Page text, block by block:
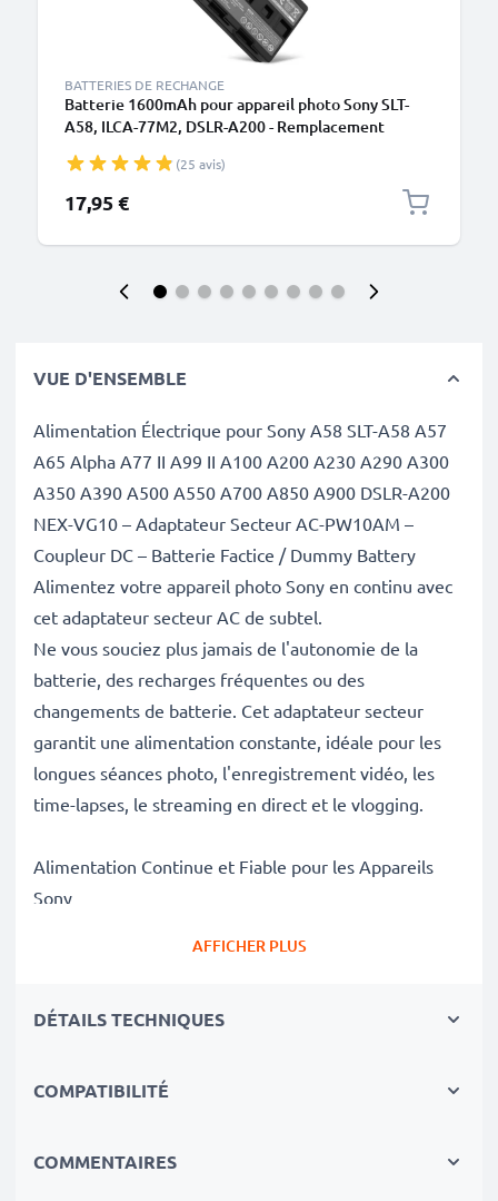
BATTERIES DE RECHANGE
Batterie 1600mAh pour appareil photo Sony SLT-
A58, ILCA-77M2, DSLR-A200 - Remplacement
(25 avis)
17,95 €
VUE D'ENSEMBLE
Alimentation Électrique pour Sony A58 SLT-A58 A57
A65 Alpha A77 II A99 II A100 A200 A230 A290 A300
A350 A390 A500 A550 A700 A850 A900 DSLR-A200
NEX-VG10 – Adaptateur Secteur AC-PW10AM –
Coupleur DC – Batterie Factice / Dummy Battery
Alimentez votre appareil photo Sony en continu avec
cet adaptateur secteur AC de subtel.
Ne vous souciez plus jamais de l'autonomie de la
batterie, des recharges fréquentes ou des
changements de batterie. Cet adaptateur secteur
garantit une alimentation constante, idéale pour les
longues séances photo, l'enregistrement vidéo, les
time-lapses, le streaming en direct et le vlogging.
Alimentation Continue et Fiable pour les Appareils
Sony
montage photo/vidéo, le transfert de fichiers ou la
✔ Compatible avec la charge DC
AFFICHER PLUS
DÉTAILS TECHNIQUES
COMPATIBILITÉ
COMMENTAIRES